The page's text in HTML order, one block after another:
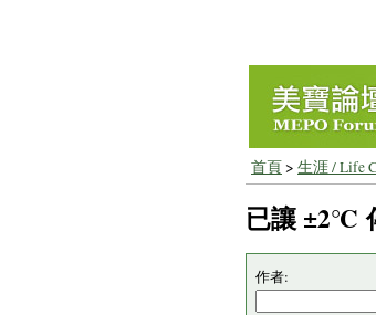
首頁> 生涯 / Life
已讓 ±2℃
作者: